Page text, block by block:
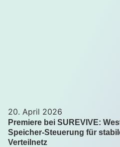
20. April 2026
Premiere bei SUREVIVE:
Speicher-Steuerung für
Verteilnetz